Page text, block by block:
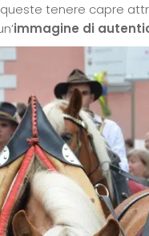
tenere capre
immagine di